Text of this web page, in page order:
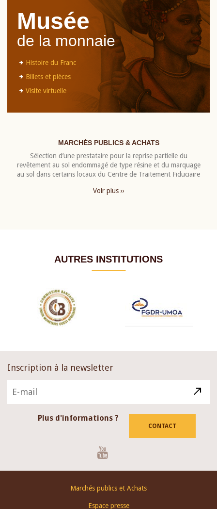
Musée
de la monnaie
Histoire du Franc
Billets et pièces
Visite virtuelle
MARCHÉS PUBLICS & ACHATS
Sélection d’une prestataire pour la reprise partielle du
revêtement au sol endommagé de type résine et du marquage
au sol dans certains locaux du Centre de Traitement Fiduciaire
Voir plus ››
AUTRES INSTITUTIONS
Inscription à la newsletter
Plus d'informations ?
CONTACT
Marchés publics et Achats
Espace presse